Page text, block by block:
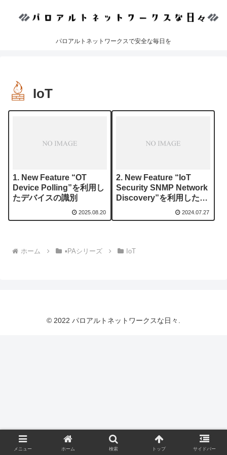
パロアルトネットワークスで安全な毎日を
IoT
New Feature “OT
Device Polling”を利用し
たデバイスの識別
2025.08.20
New Feature “IoT
Security SNMP Network
Discovery”を利用したデ
2024.07.27
ホーム ▪️PAシリーズ IoT
© 2022 パロアルトネットワークスな日々.
メニュー ホーム 検索 トップ サイドバー